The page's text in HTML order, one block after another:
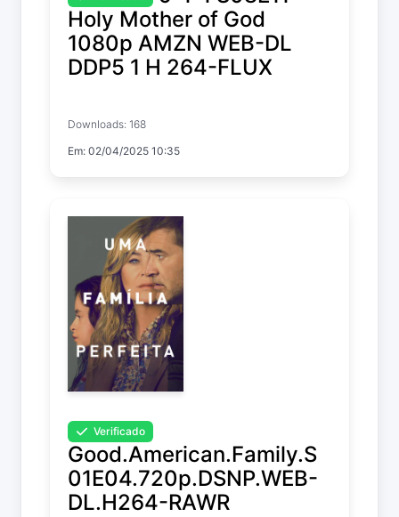
Holy Mother of God
1080p AMZN WEB-DL
DDP5 1 H 264-FLUX
Temp. 8 EP. 11
Downloads: 168
Em: 02/04/2025 10:35
Verificado
Good.American.Family.S
01E04.720p.DSNP.WEB-
DL.H264-RAWR